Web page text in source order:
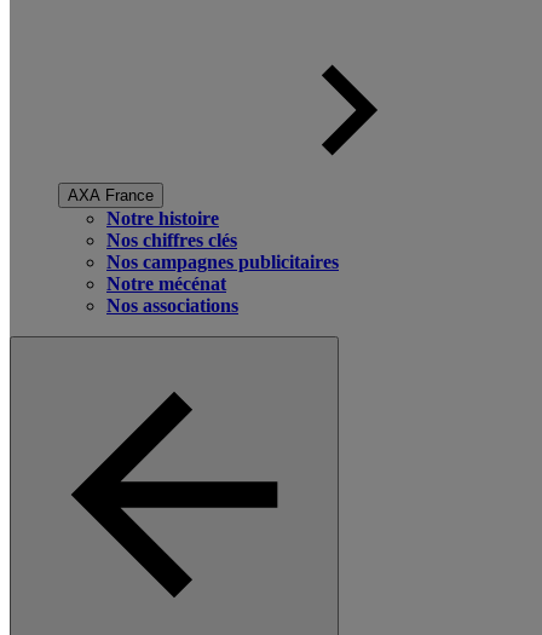
AXA France
Notre histoire
Nos chiffres clés
Nos campagnes publicitaires
Notre mécénat
Nos associations